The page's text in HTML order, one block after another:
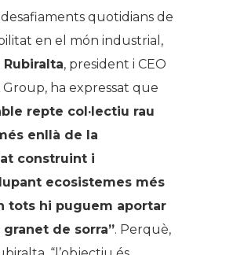
quotidians de
en el món industrial,
Rubiralta, president i CEO
Group, ha expressat que
repte col·lectiu rau
enllà de la
construint i
ecosistemes més
tots hi puguem aportar
de sorra”. Perquè,